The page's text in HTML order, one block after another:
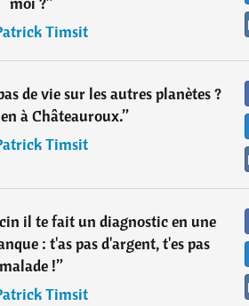
Timsit
de vie sur les autres planètes ?
à Châteauroux.”
Timsit
il te fait un diagnostic en une
: t'as pas d'argent, t'es pas
malade !”
Timsit